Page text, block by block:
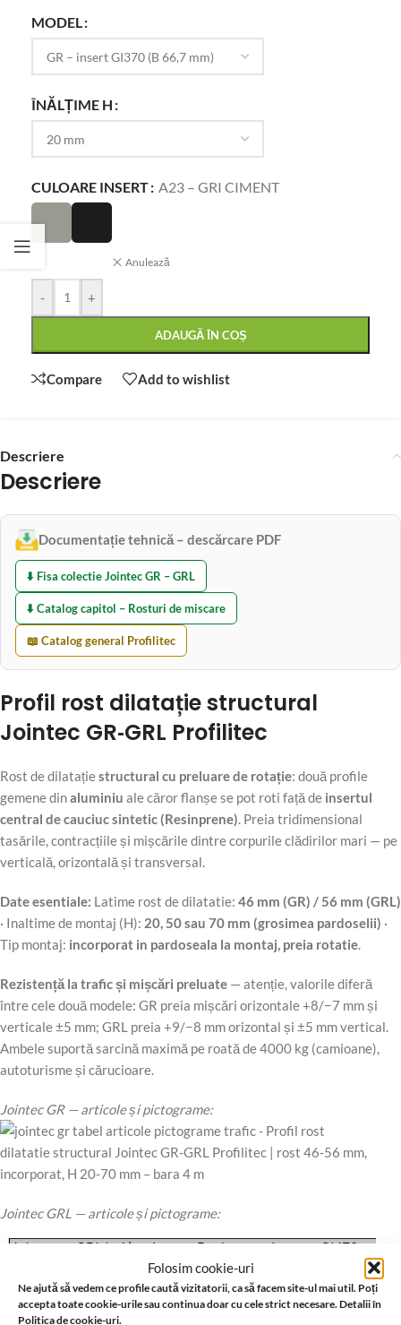
Folosim cookie-uri
Ne ajută să vedem ce profile caută vizitatorii, ca să facem site-ul mai util. Poți
accepta toate cookie-urile sau continua doar cu cele strict necesare. Detalii în
Politica de cookie-uri.
MODEL
ÎNĂLȚIME H
CULOARE INSERT A23 – GRI CIMENT
Anulează
- +
ADAUGĂ ÎN COȘ
Compare Add to wishlist
Descriere
Descriere
Documentație tehnică – descărcare PDF
⬇️ Fisa colectie Jointec GR – GRL
⬇️ Catalog capitol – Rosturi de miscare
📖 Catalog general Profilitec
Profil rost dilatație structural
Jointec GR‑GRL Profilitec
Rost de dilatațiestructural cu preluare de rotație: două profile
gemene dinaluminiu ale căror flanșe se pot roti față de insertul
central de cauciuc sintetic (Resinprene). Preia tridimensional
tasările, contracțiile și mișcările dintre corpurile clădirilor mari — pe
verticală, orizontală și transversal.
Date esentiale: Latime rost de dilatatie: 46 mm (GR) / 56 mm (GRL)
· Inaltime de montaj (H): 20, 50 sau 70 mm (grosimea pardoselii) ·
Tip montaj: incorporat in pardoseala la montaj, preia rotatie.
Rezistență la trafic și mișcări preluate — atenție, valorile diferă
între cele două modele: GR preia mișcări orizontale +8/−7 mm și
verticale ±5 mm; GRL preia +9/−8 mm orizontal și ±5 mm vertical.
Ambele suportă sarcină maximă pe roată de 4000 kg (camioane),
autoturisme și cărucioare.
Jointec GR — articole și pictograme:
Jointec GRL — articole și pictograme: